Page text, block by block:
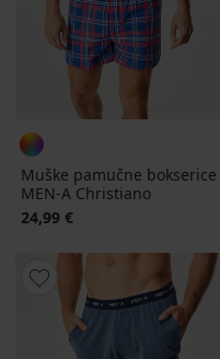
Muške pamučne bokserice
MEN-A Christiano
24,99 €